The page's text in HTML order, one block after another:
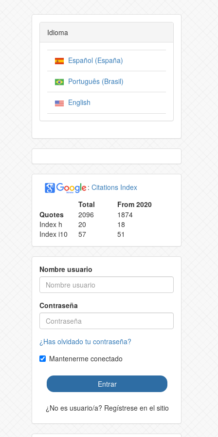
Idioma
Español (España)
Português (Brasil)
English
: Citations Index
Total
From 2020
Quotes
2096
1874
Index h
20
18
Index i10
57 51
Nombre usuario
Contraseña
¿Has olvidado tu contraseña?
Mantenerme conectado
Entrar
¿No es usuario/a? Regístrese en el sitio